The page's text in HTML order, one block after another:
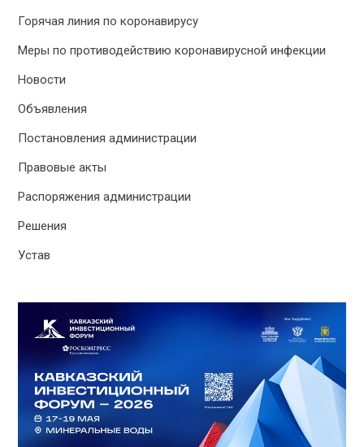
Горячая линия по коронавирусу
Меры по противодействию коронавирусной инфекции
Новости
Объявления
Постановления администрации
Правовые акты
Распоряжения администрации
Решения
Устав